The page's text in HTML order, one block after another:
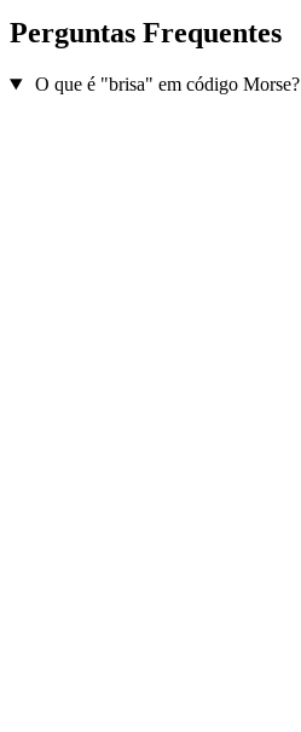
Perguntas Frequentes
O que é "brisa" em código Morse?